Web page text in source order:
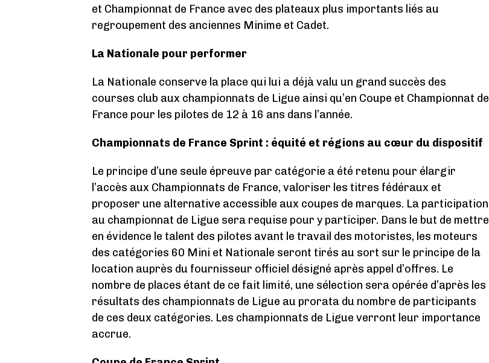
et Championnat de France avec des plateaux plus importants liés au
regroupement des anciennes Minime et Cadet.
La Nationale pour performer
La Nationale conserve la place qui lui a déjà valu un grand succès des
courses club aux championnats de Ligue ainsi qu’en Coupe et Championnat de
France pour les pilotes de 12 à 16 ans dans l’année.
Championnats de France Sprint : équité et régions au cœur du dispositif
Le principe d’une seule épreuve par catégorie a été retenu pour élargir
l’accès aux Championnats de France, valoriser les titres fédéraux et
proposer une alternative accessible aux coupes de marques. La participation
au championnat de Ligue sera requise pour y participer. Dans le but de mettre
en évidence le talent des pilotes avant le travail des motoristes, les moteurs
des catégories 60 Mini et Nationale seront tirés au sort sur le principe de la
location auprès du fournisseur officiel désigné après appel d’offres. Le
nombre de places étant de ce fait limité, une sélection sera opérée d’après les
résultats des championnats de Ligue au prorata du nombre de participants
de ces deux catégories. Les championnats de Ligue verront leur importance
accrue.